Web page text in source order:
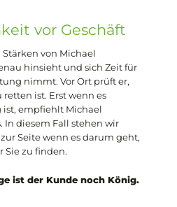
vor Geschäft
von Michael
hinsieht und sich Zeit für
nimmt. Vor Ort prüft er,
ist. Erst wenn es
empfiehlt Michael
In diesem Fall stehen wir
Seite wenn es darum geht,
Sie zu finden.
ist der Kunde noch König.